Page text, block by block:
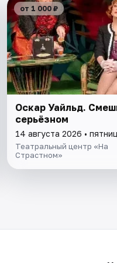
от 1 000 ₽
Оскар Уайльд.
серьёзном
14 августа 2026 •
Театральный центр «На
Страстном»